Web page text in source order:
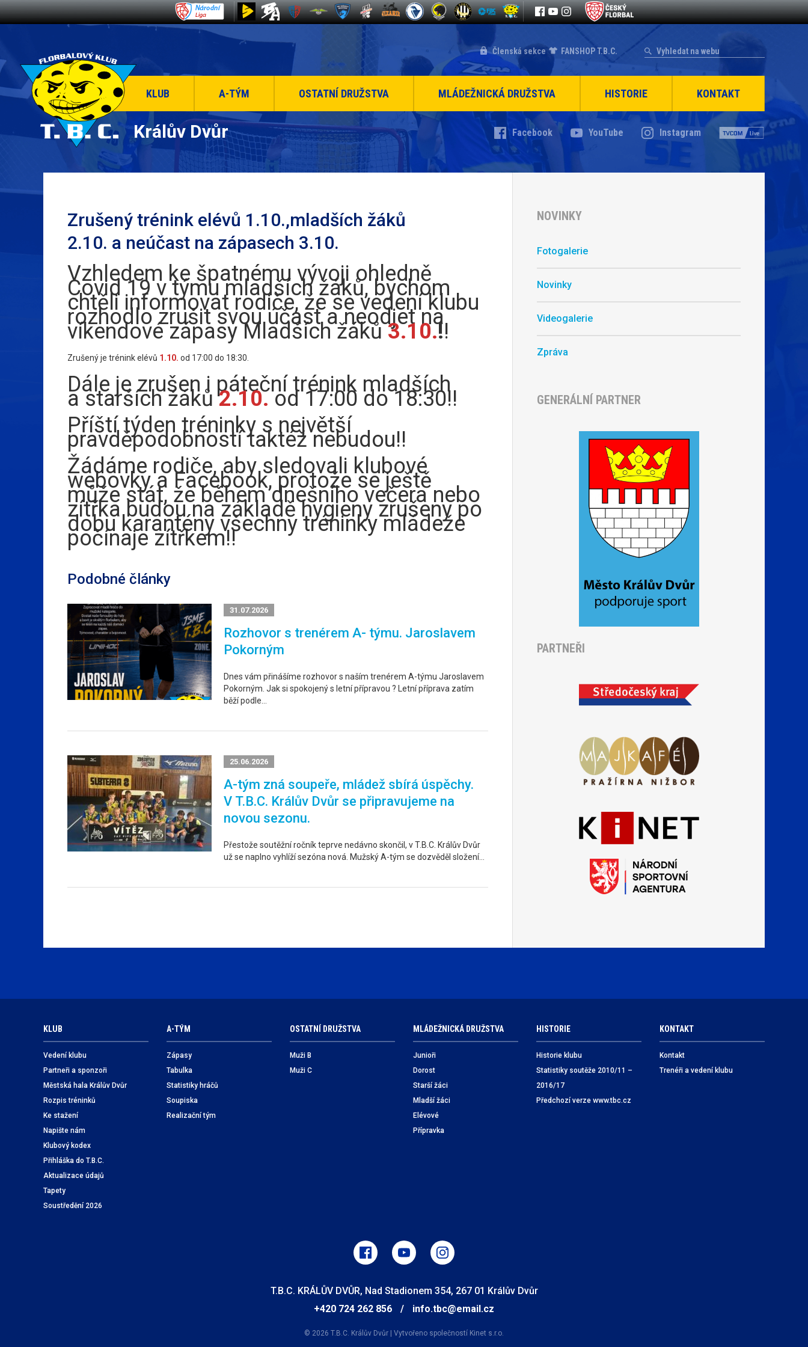
Členská sekce FANSHOP T.B.C.
KLUB A-TÝM OSTATNÍ DRUŽSTVA MLÁDEŽNICKÁ DRUŽSTVA HISTORIE KONTAKT
Králův Dvůr Facebook YouTube Instagram
Zrušený trénink elévů 1.10.,mladších žáků
2.10. a neúčast na zápasech 3.10.
Vzhledem ke špatnému vývoji ohledně
Covid 19 v týmu mladších žáků, bychom
chtěli informovat rodiče, že se vedení klubu
rozhodlo zrušit svou účast a neodjet na
víkendové zápasy Mladších žáků3.10.!!
Zrušený je trénink elévů 1.10. od 17:00 do 18:30.
Dále je zrušen i páteční trénink mladších
a starších žáků2.10.od 17:00 do 18:30!!
Příští týden tréninky s největší
pravděpodobností taktéž nebudou!!
Žádáme rodiče, aby sledovali klubové
webovky a Facebook, protože se ještě
může stát, že během dnešního večera nebo
zítřka budou na základě hygieny zrušeny po
dobu karantény všechny tréninky mládeže
počínaje zítřkem!!
Podobné články
31.07.2026
Rozhovor s trenérem A- týmu. Jaroslavem
Pokorným
Dnes vám přinášíme rozhovor s naším trenérem A-týmu Jaroslavem
Pokorným. Jak si spokojený s letní přípravou ? Letní příprava zatím
běží podle…
25.06.2026
A-tým zná soupeře, mládež sbírá úspěchy.
V T.B.C. Králův Dvůr se připravujeme na
novou sezonu.
Přestože soutěžní ročník teprve nedávno skončil, v T.B.C. Králův Dvůr
už se naplno vyhlíží sezóna nová. Mužský A-tým se dozvěděl složení…
NOVINKY
Fotogalerie
Novinky
Videogalerie
Zpráva
GENERÁLNÍ PARTNER
PARTNEŘI
KLUB
Vedení klubu
Partneři a sponzoři
Městská hala Králův Dvůr
Rozpis tréninků
Ke stažení
Napište nám
Klubový kodex
Přihláška do T.B.C.
Aktualizace údajů
Tapety
Soustředění 2026
A-TÝM
Zápasy
Tabulka
Statistiky hráčů
Soupiska
Realizační tým
OSTATNÍ DRUŽSTVA
Muži B
Muži C
MLÁDEŽNICKÁ DRUŽSTVA
Junioři
Dorost
Starší žáci
Mladší žáci
Elévové
Přípravka
HISTORIE
Historie klubu
Statistiky soutěže 2010/11 –
2016/17
Předchozí verze www.tbc.cz
KONTAKT
Kontakt
Trenéři a vedení klubu
T.B.C. KRÁLŮV DVŮR, Nad Stadionem 354, 267 01 Králův Dvůr
+420 724 262 856
/ info.tbc@email.cz
© 2026 T.B.C. Králův Dvůr Vytvořeno společností Kinet s.r.o.